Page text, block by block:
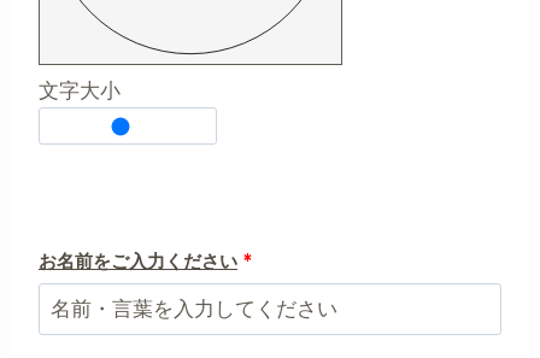
文字大小
お名前をご入力ください *